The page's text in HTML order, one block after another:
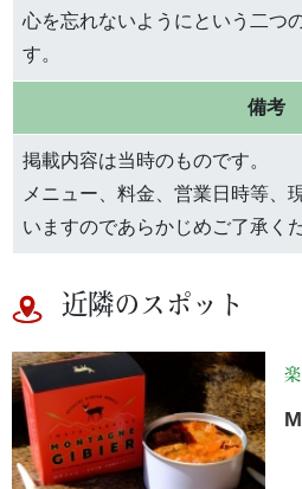
心を忘れないようにという二つ
す。
備考
掲載内容は当時のものです。
メニュー、料金、営業日時等、
いますのであらかじめご了承く
近隣のスポット